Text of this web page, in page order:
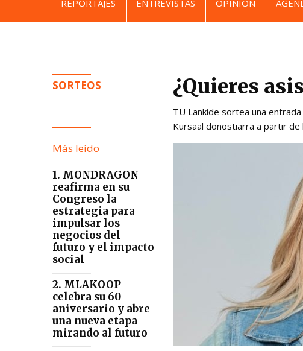
REPORTAJES ENTREVISTAS OPINIÓN
SORTEOS
Más leído
1. MONDRAGON
reafirma en su
Congreso la
estrategia para
impulsar los
negocios del
futuro y el impacto
social
2. MLAKOOP
celebra su 60
aniversario y abre
una nueva etapa
mirando al futuro
¿Quieres
TU Lankide sortea una
Kursaal donostiarra a partir de